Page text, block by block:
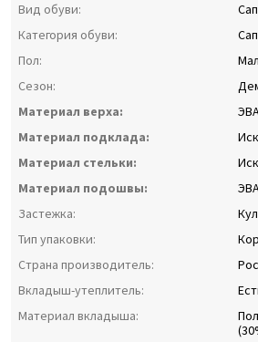
Вид обуви:
Категория обуви:
Пол:
Сезон:
Материал верха:
Материал подклада:
Материал стельки:
Материал подошвы:
Застежка:
Тип упаковки:
Страна производитель:
Вкладыш-утеплитель:
Материал вкладыша: